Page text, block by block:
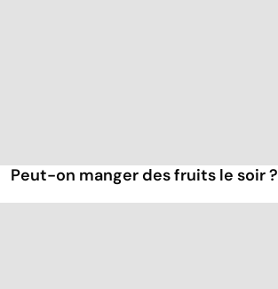
Peut-on manger des fruits le soir ?